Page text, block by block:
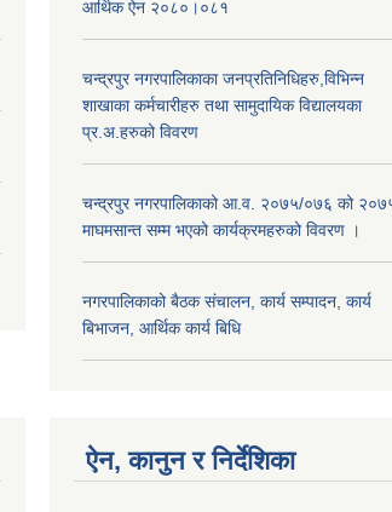
आर्थिक ऐन २०८०।०८१
चन्द्रपुर नगरपालिकाका जनप्रतिनिधिहरु,विभिन्न
शाखाका कर्मचारीहरु तथा सामुदायिक विद्यालयका
प्र.अ.हरुको विवरण
चन्द्रपुर नगरपालिकाको आ.व. २०७५/०७६ को
माघमसान्त सम्म भएको कार्यक्रमहरुको विवरण ।
नगरपालिकाको बैठक संचालन, कार्य सम्पादन, कार्य
बिभाजन, आर्थिक कार्य बिधि
ऐन, कानुन र निर्देशिका